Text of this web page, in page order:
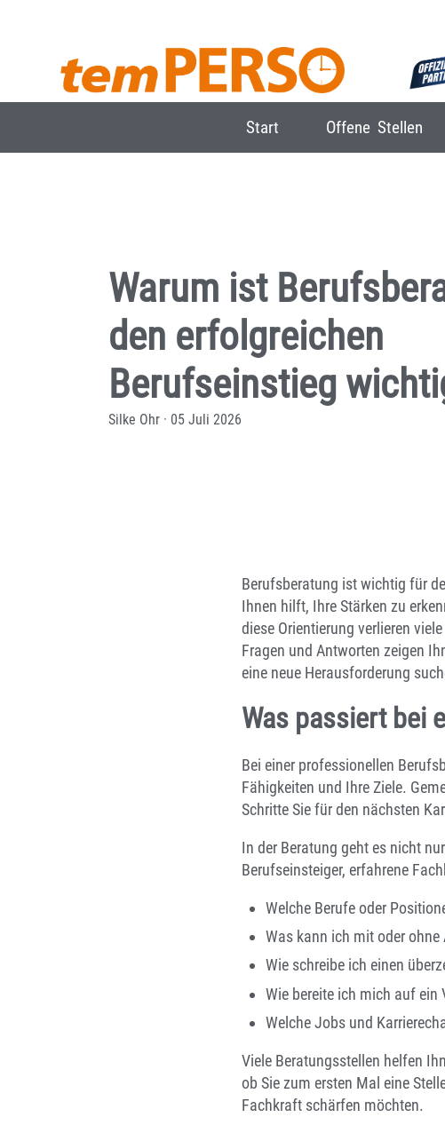
Start Offene Stellen
Warum ist
den erfolgreichen
Berufseinstieg
Silke Ohr · 05 Juli 2026
Berufsberatung ist wichtig für
Ihnen hilft, Ihre Stärken zu
diese Orientierung verlieren
Fragen und Antworten zeigen
eine neue Herausforderung
Was passiert bei
Bei einer professionellen
Fähigkeiten und Ihre Ziele.
Schritte Sie für den nächsten
In der Beratung geht es nicht
Berufseinsteiger, erfahrene
Welche Berufe oder
Was kann ich mit oder
Wie schreibe ich einen
Wie bereite ich mich auf ein
Welche Jobs und
Viele Beratungsstellen helfen
ob Sie zum ersten Mal eine
Fachkraft schärfen möchten.